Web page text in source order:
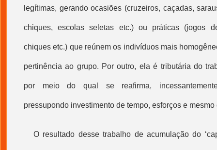
legítimas, gerando ocasiões (cruzeiros, caçadas,
chiques, escolas seletas etc.) ou práticas (jogos
chiques etc.) que reúnem os indivíduos mais
pertinência ao grupo. Por outro, ela é tributária do
por meio do qual se reafirma,
pressupondo investimento de tempo, esforços e
O resultado desse trabalho de acumulação do ‘